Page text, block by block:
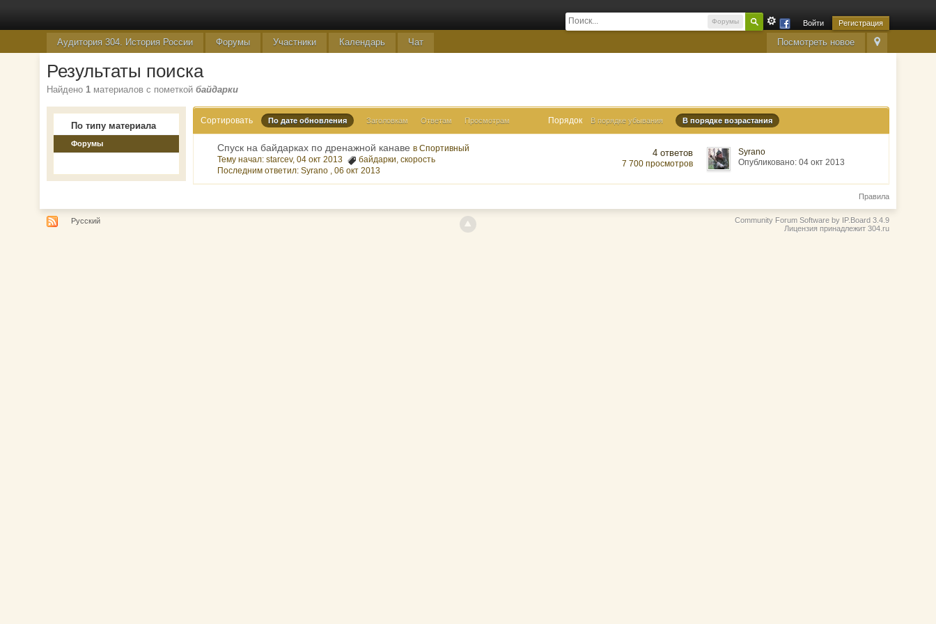
Форумы Войти Регистрация
Посмотреть новое
Аудитория 304. История России Форумы Участники Календарь Чат
Результаты поиска
Найдено1 материалов с пометкойбайдарки
По типу материала
Форумы
Сортировать По дате обновления Заголовкам Ответам Просмотрам Порядок В порядке убывания В порядке возрастания
Спуск на байдарках по дренажной канаве в Спортивный
Тему начал: starcev, 04 окт 2013
байдарки,скорость
Последним ответил: Syrano ,06 окт 2013
4 ответов
7 700 просмотров
Syrano
Опубликовано: 04 окт 2013
Правила
Русский
Community Forum Software by IP.Board 3.4.9
Лицензия принадлежит 304.ru